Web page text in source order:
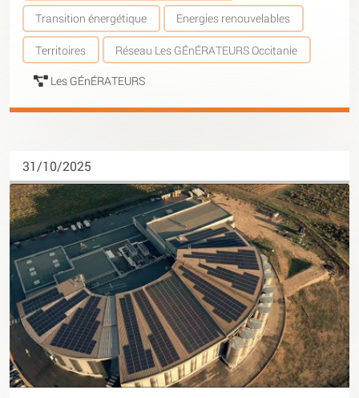
Transition énergétique Energies renouvelables
Territoires Réseau Les GÉnÉRATEURS Occitanie
Les GÉnÉRATEURS
31/10/2025